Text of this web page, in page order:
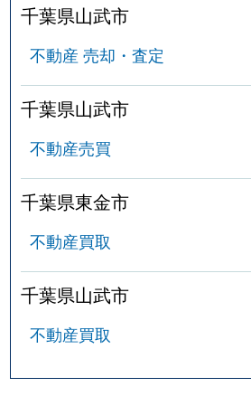
千葉県山武市
不動産 売却・査定
千葉県山武市
不動産売買
千葉県東金市
不動産買取
千葉県山武市
不動産買取